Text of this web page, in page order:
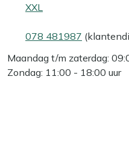
XXL
078 481987
Maandag t/m zaterdag:
Zondag: 11:00 - 18:00 uur